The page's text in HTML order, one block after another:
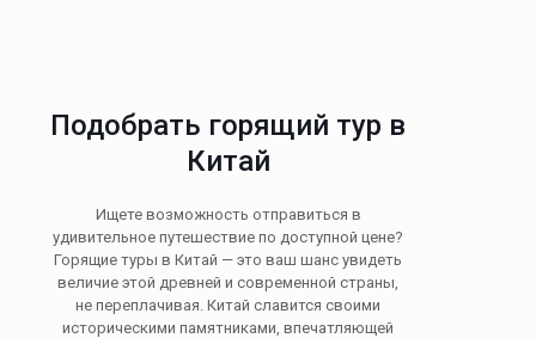
Подобрать горящий тур в
Китай
Ищете возможность отправиться в
удивительное путешествие по доступной цене?
Горящие туры в Китай — это ваш шанс увидеть
величие этой древней и современной страны,
не переплачивая. Китай славится своими
историческими памятниками, впечатляющей